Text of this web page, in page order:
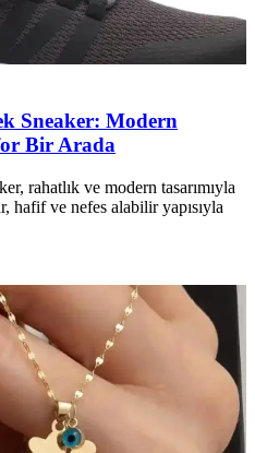
Sneaker: Modern
Bir Arada
rahatlık ve modern tasarımıyla
hafif ve nefes alabilir yapısıyla